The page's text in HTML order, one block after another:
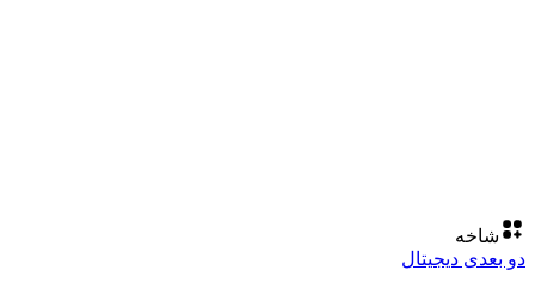
شاخه
دو بعدی دیجیتال